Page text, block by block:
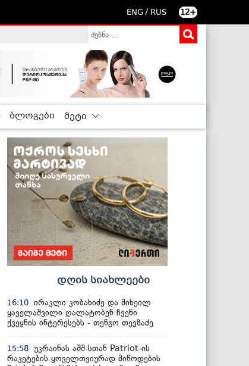
ENG / RUS 12+
ბლოგები მეტი
დღის სიახლეები
16:10 ირაკლი კობახიძე და მიხეილ
ყაველაშვილი ღალატობენ ჩვენი
ქვეყნის ინტერესებს - თენგო თევზაძე
15:58 უკრაინას აშშ-სთან Patriot-ის
რაკეტების ყოველთვიურად მიწოდების